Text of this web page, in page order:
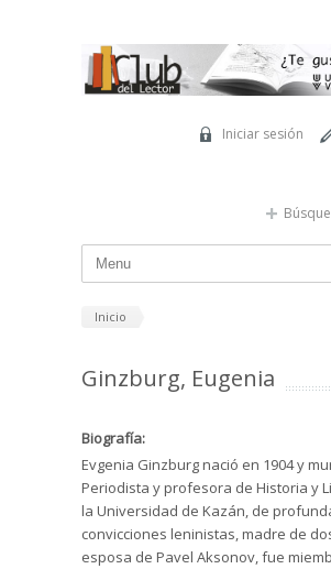
Iniciar sesión
Inicio
Ginzburg, Eugenia
Biografía:
Evgenia Ginzburg nació en 1904 y
Periodista y profesora de Historia y
la Universidad de Kazán, de
convicciones leninistas, madre de
esposa de Pavel Aksonov, fue